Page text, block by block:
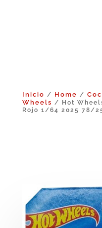
Inicio / Home /
Wheels / Hot
Rojo 1/64 2025 78/